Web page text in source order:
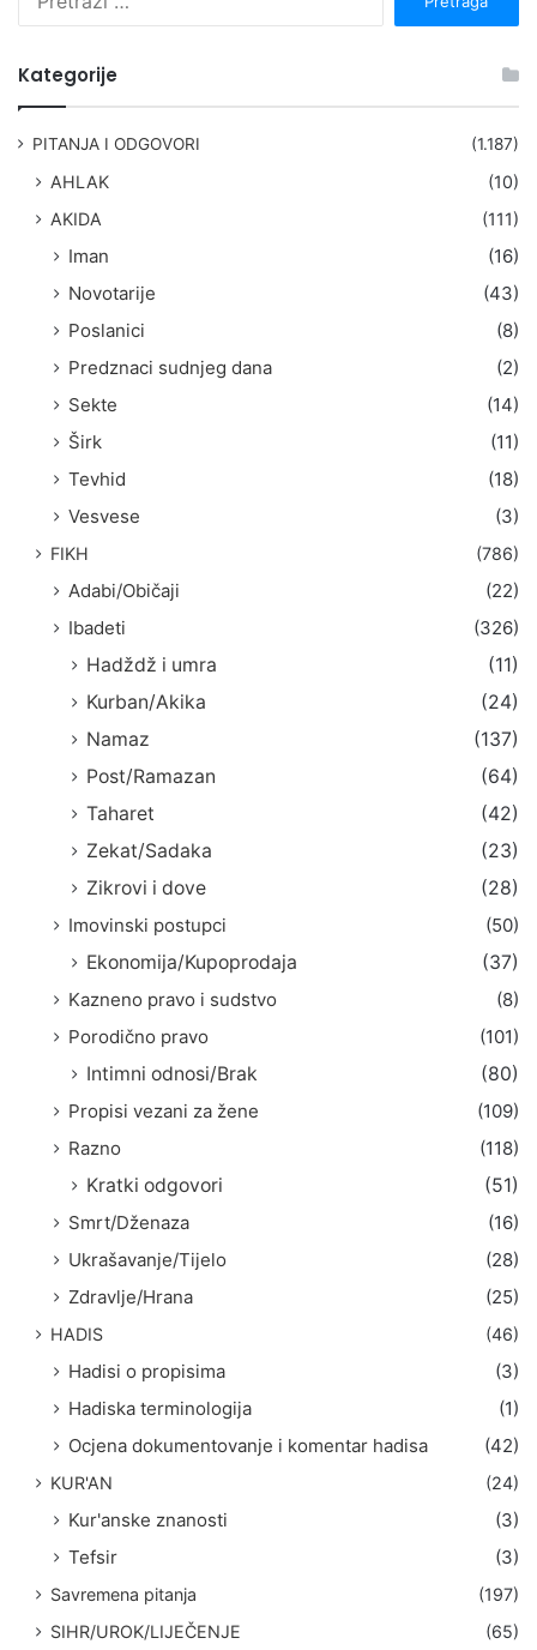
Kategorije
PITANJA I ODGOVORI (1.187)
AHLAK
(10)
AKIDA
(111)
Iman
(16)
Novotarije
(43)
Poslanici
(8)
Predznaci sudnjeg dana
(2)
Sekte
(14)
Širk
(11)
Tevhid
(18)
Vesvese
(3)
FIKH (786)
Adabi/Običaji
(22)
Ibadeti
(326)
Hadždž i umra
(11)
Kurban/Akika
(24)
Namaz
(137)
Post/Ramazan
(64)
Taharet
(42)
Zekat/Sadaka
(23)
Zikrovi i dove
(28)
Imovinski postupci
(50)
Ekonomija/Kupoprodaja
(37)
Kazneno pravo i sudstvo
(8)
Porodično pravo
(101)
Intimni odnosi/Brak
(80)
Propisi vezani za žene
(109)
Razno
(118)
Kratki odgovori
(51)
Smrt/Dženaza
(16)
Ukrašavanje/Tijelo
(28)
Zdravlje/Hrana
(25)
HADIS (46)
Hadisi o propisima
(3)
Hadiska terminologija
(1)
Ocjena dokumentovanje i komentar hadisa
(42)
KUR'AN (24)
Kur'anske znanosti
(3)
Tefsir
(3)
Savremena pitanja
(197)
SIHR/UROK/LIJEČENJE
(65)